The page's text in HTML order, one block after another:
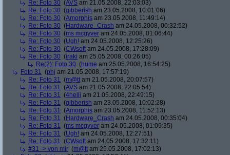
Re: Foto 30 (AVS am 21.05.2008, 22:03:03)
Re: Foto 30 (gibberish am 23.05.2008, 10:01:06)
Re: Foto 30 (Amorphis am 23.05.2008, 11:49:14)
Re: Foto 30 (Hardware_Crash am 24.05.2008, 00:32:52)
Re: Foto 30 (ms mcgyver am 24.05.2008, 01:06:44)
Re: Foto 30 (Ugh! am 24.05.2008, 12:25:26)
Re: Foto 30 (CWsoft am 24.05.2008, 17:28:09)
Re: Foto 30 (iraki am 25.05.2008, 00:26:05)
Re(2): Foto 30 (hume am 25.05.2008, 16:54:25)
Foto 31 (phj am 21.05.2008, 17:57:19)
Re: Foto 31 (m@tt am 21.05.2008, 20:07:57)
Re: Foto 31 (AVS am 21.05.2008, 22:05:54)
Re: Foto 31 (4helli am 21.05.2008, 22:49:15)
Re: Foto 31 (gibberish am 23.05.2008, 10:02:28)
Re: Foto 31 (Amorphis am 23.05.2008, 11:52:13)
Re: Foto 31 (Hardware_Crash am 24.05.2008, 00:35:04)
Re: Foto 31 (ms mcgyver am 24.05.2008, 01:09:35)
Re: Foto 31 (Ugh! am 24.05.2008, 12:27:51)
Re: Foto 31 (CWsoft am 24.05.2008, 17:32:11)
#31 -> von mir (m@tt am 25.05.2008, 17:02:13)